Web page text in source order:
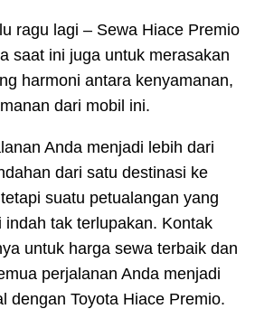
ragu lagi – Sewa Hiace Premio
saat ini juga untuk merasakan
harmoni antara kenyamanan,
dari mobil ini.
Anda menjadi lebih dari
dari satu destinasi ke
suatu petualangan yang
indah tak terlupakan. Kontak
untuk harga sewa terbaik dan
perjalanan Anda menjadi
dengan Toyota Hiace Premio.